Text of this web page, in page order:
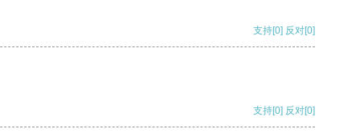
支持[0] 反对[0]
支持[0] 反对[0]